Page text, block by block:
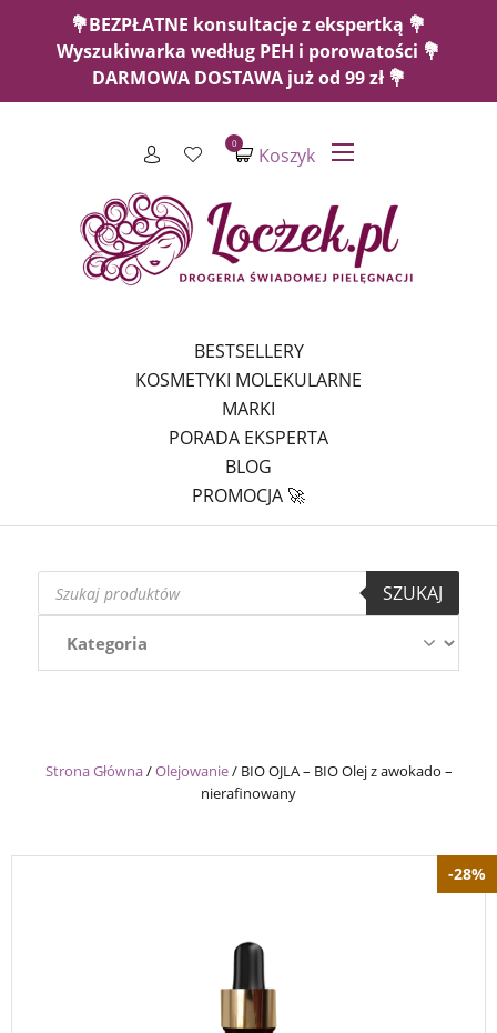
💐BEZPŁATNE konsultacje z ekspertką 💐
Wyszukiwarka według PEH i porowatości 💐
DARMOWA DOSTAWA już od 99 zł 💐
Koszyk
0
BESTSELLERY
KOSMETYKI MOLEKULARNE
MARKI
PORADA EKSPERTA
BLOG
PROMOCJA 🚀
Wyszukiwarka
produktów
SZUKAJ
Strona Główna/Olejowanie/ BIO OJLA – BIO Olej z awokado –
nierafinowany
-28%